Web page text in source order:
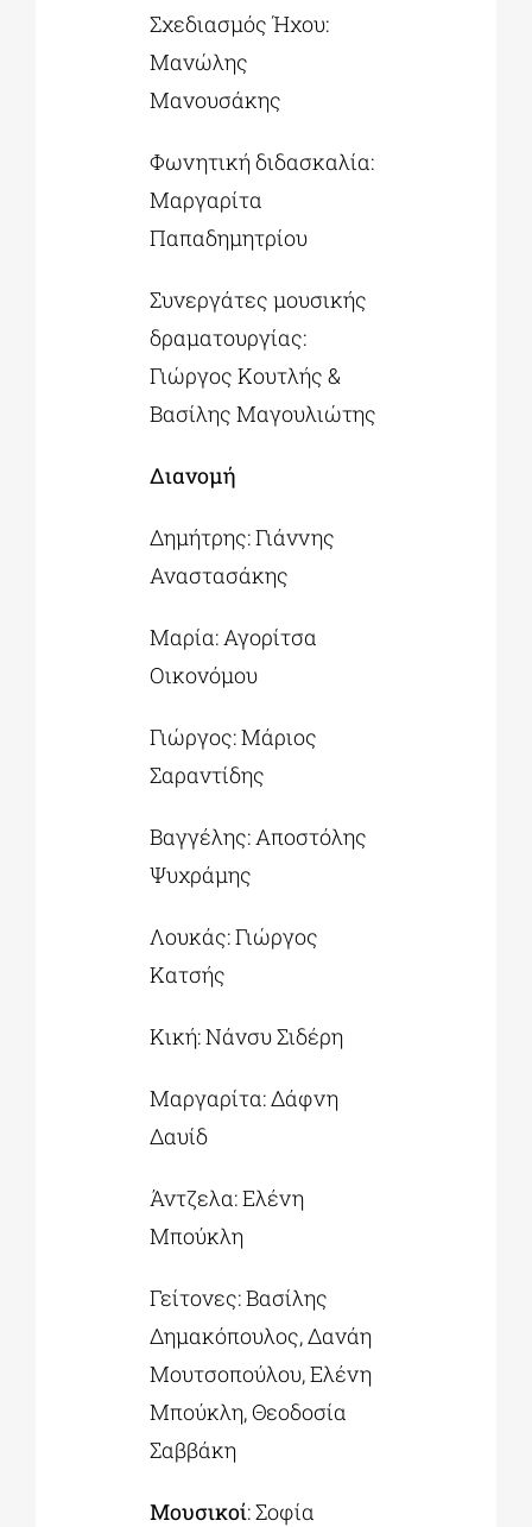
Σχεδιασμός Ήχου:
Mανώλης
Μανουσάκης
Φωνητική διδασκαλία:
Μαργαρίτα
Παπαδημητρίου
Συνεργάτες μουσικής
δραματουργίας:
Γιώργος Κουτλής &
Βασίλης Μαγουλιώτης
Διανομή
Δημήτρης: Γιάννης
Αναστασάκης
Μαρία: Αγορίτσα
Οικονόμου
Γιώργος: Μάριος
Σαραντίδης
Βαγγέλης: Αποστόλης
Ψυχράμης
Λουκάς: Γιώργος
Κατσής
Κική: Νάνσυ Σιδέρη
Μαργαρίτα: Δάφνη
Δαυίδ
Άντζελα: Ελένη
Μπούκλη
Γείτονες: Βασίλης
Δημακόπουλος, Δανάη
Μουτσοπούλου, Ελένη
Μπούκλη, Θεοδοσία
Σαββάκη
Μουσικοί: Σοφία